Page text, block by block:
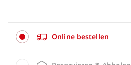
Online bestellen